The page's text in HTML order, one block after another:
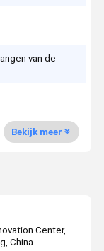
van de
Bekijk meer
Center,
China.